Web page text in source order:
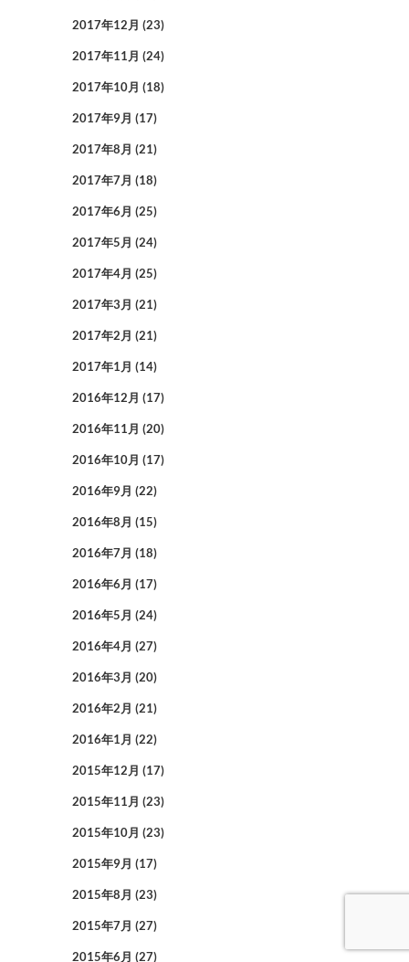
2017年12月 (23)
2017年11月 (24)
2017年10月 (18)
2017年9月 (17)
2017年8月 (21)
2017年7月 (18)
2017年6月 (25)
2017年5月 (24)
2017年4月 (25)
2017年3月 (21)
2017年2月 (21)
2017年1月 (14)
2016年12月 (17)
2016年11月 (20)
2016年10月 (17)
2016年9月 (22)
2016年8月 (15)
2016年7月 (18)
2016年6月 (17)
2016年5月 (24)
2016年4月 (27)
2016年3月 (20)
2016年2月 (21)
2016年1月 (22)
2015年12月 (17)
2015年11月 (23)
2015年10月 (23)
2015年9月 (17)
2015年8月 (23)
2015年7月 (27)
2015年6月 (27)